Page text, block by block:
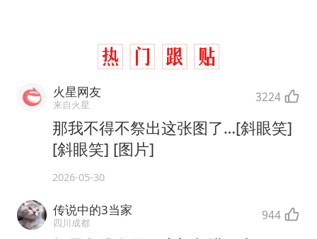
火星网友
来自火星 3224
那我不得不祭出这张图了…[斜眼笑]
[斜眼笑] [图片]
2026-05-30
传说中的3当家
四川成都 944